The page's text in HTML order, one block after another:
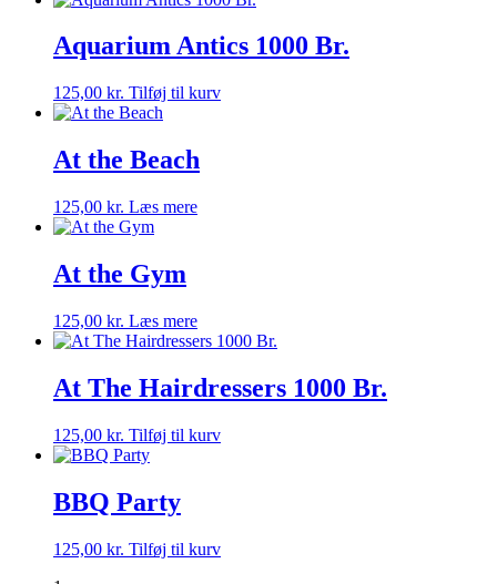
Aquarium Antics 1000 Br.
125,00 kr. Tilføj til kurv
At the Beach
125,00 kr. Læs mere
At the Gym
125,00 kr. Læs mere
At The Hairdressers 1000 Br.
125,00 kr. Tilføj til kurv
BBQ Party
125,00 kr. Tilføj til kurv